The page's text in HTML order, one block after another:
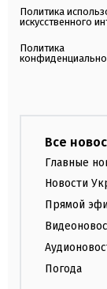
Политика
искусственного
Политика
Все
Главные
Новости
Прямой
Погода